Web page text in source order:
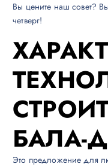
Вы цените наш совет?
четверг!
БАЛА-
Это предложение для